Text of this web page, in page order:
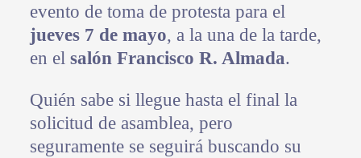
evento de toma de protesta para el
jueves 7 de mayo, a la una de la tarde,
en el salón Francisco R. Almada.
Quién sabe si llegue hasta el final la
solicitud de asamblea, pero
seguramente se seguirá buscando su